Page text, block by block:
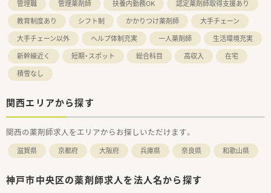
管理職 管理薬剤師 扶養内勤務OK
認定薬剤師取得支援あり
教育制度あり
シフト制 かかりつけ薬剤師
大手チェーン
大手チェーン以外
ヘルプ体制充実 一人薬剤師
生活環境充実
新幹線近く
短期・スポット 総合科目 高収入
在宅
積雪なし
関西エリアから探す
関西の薬剤師求人をエリアからお探しいただけます。
滋賀県 京都府 大阪府 兵庫県 奈良県 和歌山県
神戸市中央区の薬剤師求人を法人名から探す